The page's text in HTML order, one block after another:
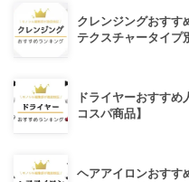
クレンジングおすす
テクスチャータイプ
ドライヤーおすすめ
コスパ商品】
ヘアアイロンおすす